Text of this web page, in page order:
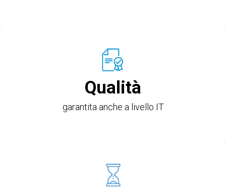
Qualità
garantita anche a livello IT